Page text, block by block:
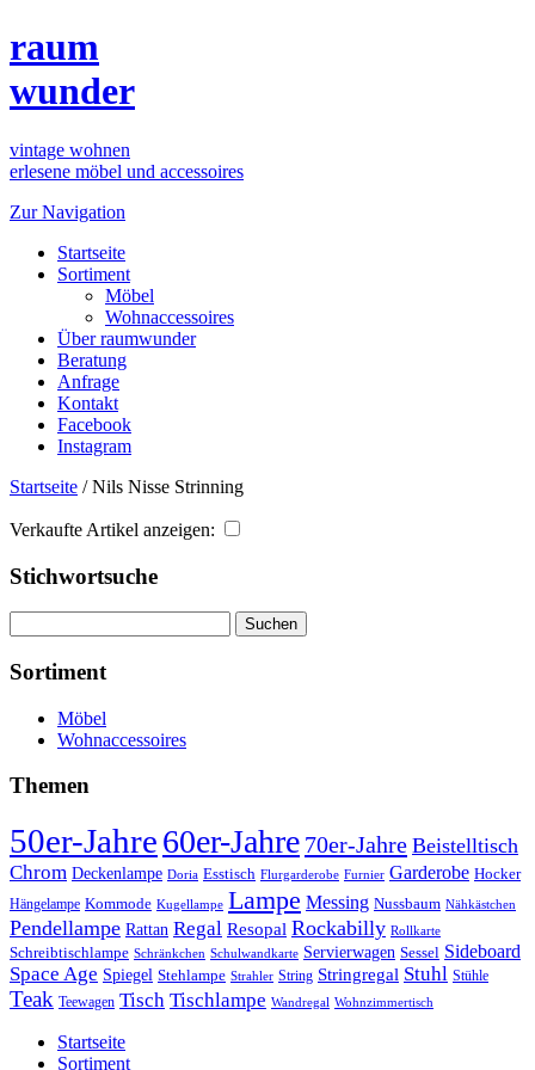
raum
wunder
vintage wohnen
erlesene möbel und accessoires
Zur Navigation
Startseite
Sortiment
Möbel
Wohnaccessoires
Über raumwunder
Beratung
Anfrage
Kontakt
Facebook
Instagram
Startseite /Nils Nisse Strinning
Verkaufte Artikel anzeigen:
Stichwortsuche
nach:
Sortiment
Möbel
Wohnaccessoires
Themen
50er-Jahre60er-Jahre 70er-Jahre Beistelltisch
Chrom Deckenlampe Doria Esstisch Flurgarderobe Furnier Garderobe Hocker
Hängelampe Kommode Kugellampe Lampe Messing Nussbaum Nähkästchen
Pendellampe Rattan Regal Resopal Rockabilly Rollkarte
Schreibtischlampe Schränkchen Schulwandkarte Servierwagen Sessel Sideboard
Space Age Spiegel Stehlampe Strahler String Stringregal Stuhl Stühle
Teak Teewagen Tisch Tischlampe Wandregal Wohnzimmertisch
Startseite
Sortiment